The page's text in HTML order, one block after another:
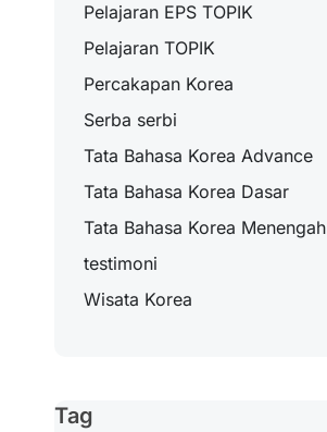
Pelajaran EPS TOPIK
Pelajaran TOPIK
Percakapan Korea
Serba serbi
Tata Bahasa Korea Advance
Tata Bahasa Korea Dasar
Tata Bahasa Korea Menengah
testimoni
Wisata Korea
Tag